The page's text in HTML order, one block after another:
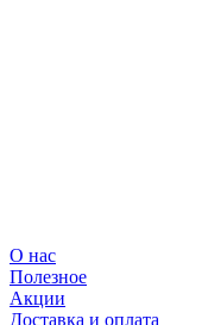
О нас
Полезное
Акции
Доставка и оплата